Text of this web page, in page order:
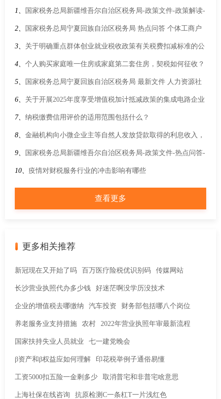
1、 国家税务总局新疆维吾尔自治区税务局-政策文件-政策解读-
司法部 财政部 税务总局负责人就《中华人民共和国增值税法实
施条例》答记者问
2、 国家税务总局宁夏回族自治区税务局 热点问答 个体工商户
减半征收个人所得税政策的具体规定是什么?
3、 关于明确重点群体创业就业税收政策有关税费扣减标准的公
告
4、 个人购买家庭唯一住房或家庭第二套住房，契税如何征收？
5、 国家税务总局宁夏回族自治区税务局 最新文件 人力资源社
会保障部 教育部 财政部 国家税务总局关于失业保险支持企业
稳岗扩岗的通知
6、 关于开展2025年度享受增值税加计抵减政策的集成电路企业
清单制定工作的通知
7、 纳税缴费信用评价的适用范围包括什么？
8、 金融机构向小微企业主等自然人发放贷款取得的利息收入，
是否可以适用金融机构小微企业贷款利息收入免征增值税政
策？
9、 国家税务总局新疆维吾尔自治区税务局-政策文件-热点问答-
税务部门为老年人提供了哪些办理年度汇算的服务？
10、 疫情对财税服务行业的冲击影响有哪些
查看更多
更多相关推荐
新冠现在又开始了吗 百万医疗险税优识别码 传媒网站
长沙营业执照代办多少钱 好迷茫啊没学历没技术
企业的增值税去哪缴纳 汽车投资 财务部包括哪八个岗位
养老服务业支持措施 农村 2022年营业执照年审最新流程
国家扶持失业人员就业 七一建党晚会
β资产和β权益应如何理解 印花税举例子通俗易懂
工资5000扣五险一金剩多少 取消普宅和非普宅啥意思
上海社保在线咨询 抗原检测C一条杠T一片浅红色